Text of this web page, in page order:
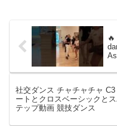
社交ダンス チャチャチャ
ートとクロスベーシックと
テップ動画 競技ダンス